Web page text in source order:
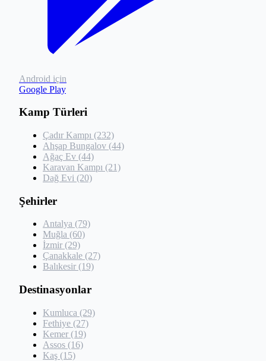
Android için
Google Play
Kamp Türleri
Çadır Kampı (232)
Ahşap Bungalov (44)
Ağaç Ev (44)
Karavan Kampı (21)
Dağ Evi (20)
Şehirler
Antalya (79)
Muğla (60)
İzmir (29)
Çanakkale (27)
Balıkesir (19)
Destinasyonlar
Kumluca (29)
Fethiye (27)
Kemer (19)
Assos (16)
Kaş (15)